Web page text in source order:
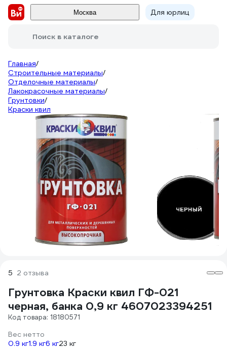
Москва Для юрлиц
Поиск в каталоге
Главная/
Строительные материалы/
Отделочные материалы/
Лакокрасочные материалы/
Грунтовки/
Краски квил
5 2 отзыва
Грунтовка Краски квил ГФ-021
черная, банка 0,9 кг 4607023394251
Код товара: 18180571
Вес нетто
0.9 кг1.9 кг6 кг23 кг